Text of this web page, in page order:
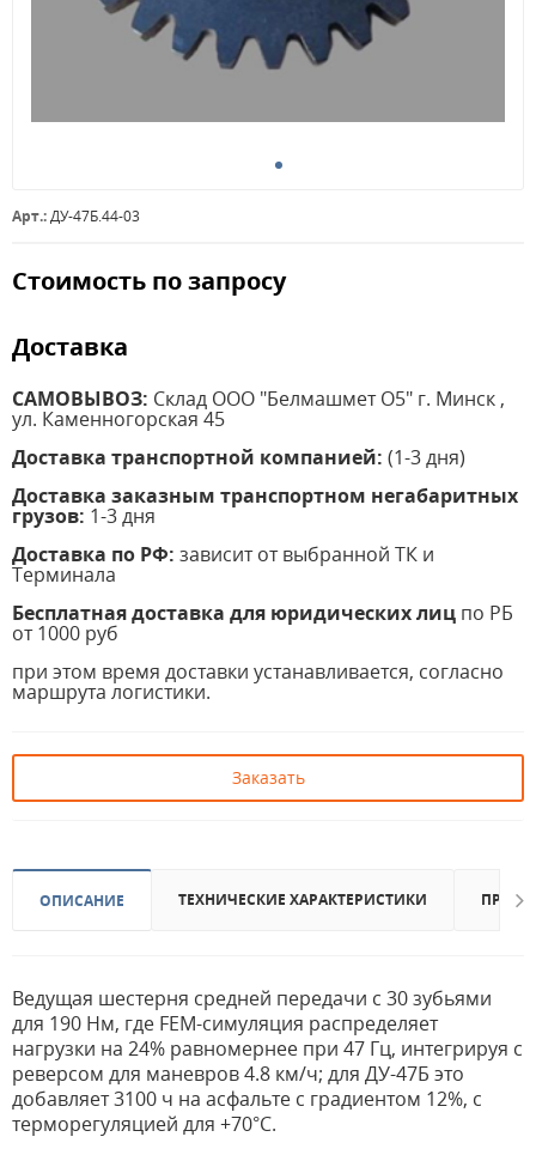
Арт.:ДУ-47Б.44-03
Стоимость по запросу
Доставка
САМОВЫВОЗ: Склад ООО "Белмашмет О5" г. Минск ,
ул. Каменногорская 45
Доставка транспортной компанией: (1-3 дня)
Доставка заказным транспортном негабаритных
грузов: 1-3 дня
Доставка по РФ: зависит от выбранной ТК и
Терминала
Бесплатная доставка для юридических лиц по РБ
от 1000 руб
при этом время доставки устанавливается, согласно
маршрута логистики.
Заказать
ОПИСАНИЕ ТЕХНИЧЕСКИЕ ХАРАКТЕРИСТИКИ
Ведущая шестерня средней передачи с 30 зубьями
для 190 Нм, где FEM-симуляция распределяет
нагрузки на 24% равномернее при 47 Гц, интегрируя с
реверсом для маневров 4.8 км/ч; для ДУ-47Б это
добавляет 3100 ч на асфальте с градиентом 12%, с
терморегуляцией для +70°C.